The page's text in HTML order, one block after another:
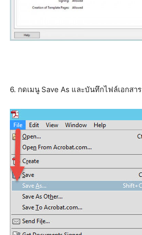
6. กดเมนู Save As และบันทึกไฟล์เอกสาร